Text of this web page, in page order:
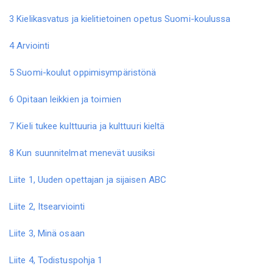
3 Kielikasvatus ja kielitietoinen opetus Suomi-koulussa
4 Arviointi
5 Suomi-koulut oppimisympäristönä
6 Opitaan leikkien ja toimien
7 Kieli tukee kulttuuria ja kulttuuri kieltä
8 Kun suunnitelmat menevät uusiksi
Liite 1, Uuden opettajan ja sijaisen ABC
Liite 2, Itsearviointi
Liite 3, Minä osaan
Liite 4, Todistuspohja 1